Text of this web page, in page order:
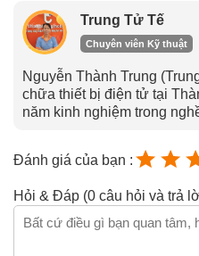
Trung Tử Tế
Chuyên viên Kỹ thuật
Nguyễn Thành Trung
chữa thiết bị điện tử tại
năm kinh nghiệm trong
Đánh giá của bạn :
Hỏi & Đáp (0 câu hỏi và trả